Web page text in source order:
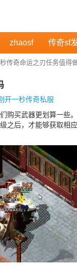
zhaosf 传奇sf
传奇命运之刃任务值得
开一秒传奇私服
购买武器更划算一些
之后，才能够获取相